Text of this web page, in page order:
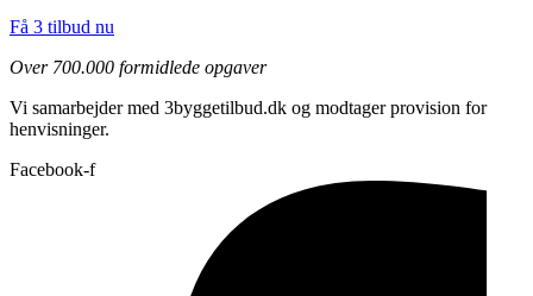
Få 3 tilbud nu
Over 700.000 formidlede opgaver
Vi samarbejder med 3byggetilbud.dk og modtager provision for
henvisninger.
Facebook-f